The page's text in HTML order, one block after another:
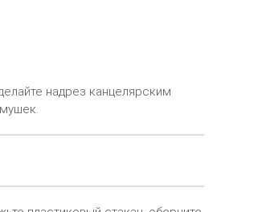
надрез канцелярским